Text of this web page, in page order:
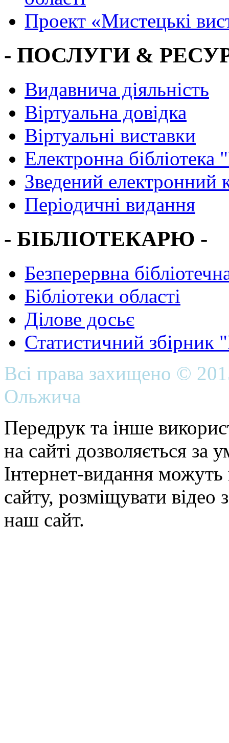
Проект «Мистецькі
- ПОСЛУГИ &
Видавнича діяльність
Віртуальна довідка
Віртуальні виставки
Електронна
Зведений електронний
Періодичні видання
- БІБЛІОТЕКАРЮ -
Безперервна
Бібліотеки області
Ділове досьє
Статистичний
Всі права захищено ©
Ольжича
Передрук та інше
на сайті дозволяється
Інтернет-видання можуть
сайту, розміщувати відео
наш сайт.